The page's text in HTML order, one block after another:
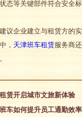
态等关键部件符合安全
业建立与租赁方的实
， 天津班车租赁服务商
赁开启城市文旅新体验
车如何提升员工通勤效